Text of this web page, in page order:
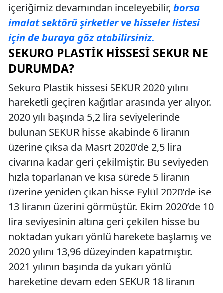
içeriğimiz devamından inceleyebilir, borsa
imalat sektörü şirketler ve hisseler listesi
için de buraya göz atabilirsiniz.
SEKURO PLASTIK HISSESI SEKUR NE
DURUMDA?
Sekuro Plastik hissesi SEKUR 2020 yılını
hareketli geçiren kağıtlar arasında yer alıyor.
2020 yılı başında 5,2 lira seviyelerinde
bulunan SEKUR hisse akabinde 6 liranın
üzerine çıksa da Masrt 2020’de 2,5 lira
civarına kadar geri çekilmiştir. Bu seviyeden
hızla toparlanan ve kısa sürede 5 liranın
üzerine yeniden çıkan hisse Eylül 2020’de ise
13 liranın üzerini görmüştür. Ekim 2020’de 10
lira seviyesinin altına geri çekilen hisse bu
noktadan yukarı yönlü harekete başlamış ve
2020 yılını 13,96 düzeyinden kapatmıştır.
2021 yılının başında da yukarı yönlü
hareketine devam eden SEKUR 18 liranın